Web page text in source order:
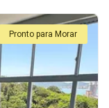
Pronto para Morar